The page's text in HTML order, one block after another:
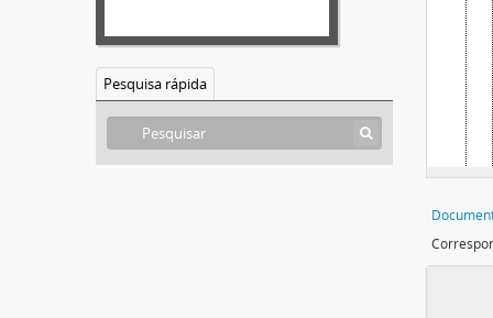
Pesquisa rápida